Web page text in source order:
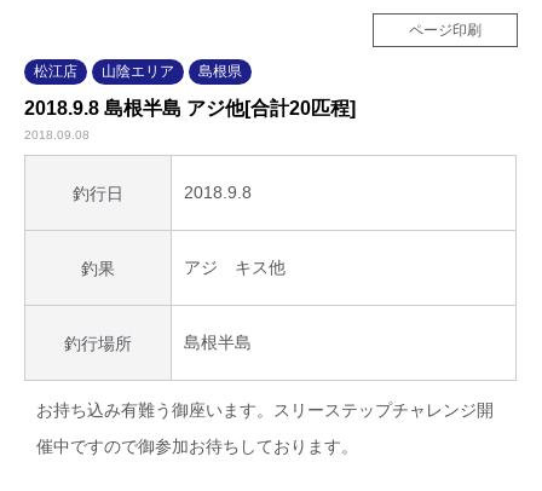
ページ印刷
松江店 山陰エリア 島根県
2018.9.8 島根半島 アジ他[合計20匹程]
2018.09.08
釣行日 2018.9.8
釣果 アジ キス他
釣行場所 島根半島
お持ち込み有難う御座います。スリーステップチャレンジ開
催中ですので御参加お待ちしております。